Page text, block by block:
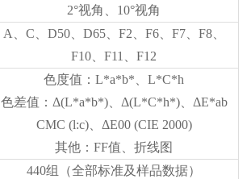
2°视角、10°视角
A、C、D50、D65、F2、F6、F7、F8、
F10、F11、F12
色度值：L*a*b*、L*C*h
色差值：Δ(L*a*b*)、Δ(L*C*h*)、ΔE*ab
CMC (l:c)、ΔE00 (CIE 2000)
其他：FF值、折线图
440组（全部标准及样品数据）